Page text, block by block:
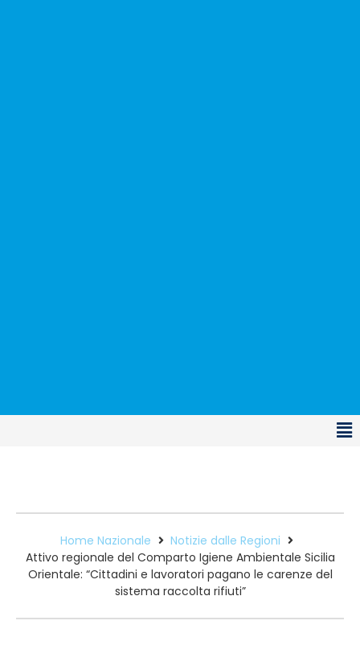
Home Nazionale
Notizie dalle Regioni
Attivo regionale del Comparto Igiene Ambientale Sicilia
Orientale: “Cittadini e lavoratori pagano le carenze del
sistema raccolta rifiuti”